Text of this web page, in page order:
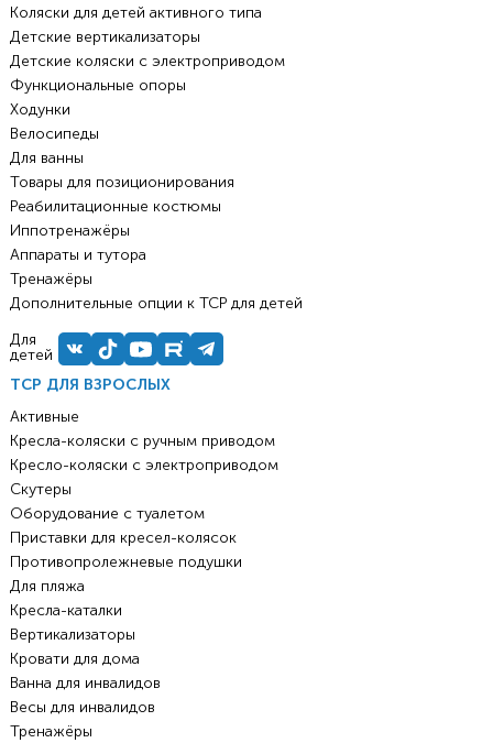
ТСР ДЛЯ ВЗРОСЛЫХ
Активные
Кресла-коляски с ручным приводом
Кресло-коляски с электроприводом
Скутеры
Оборудование с туалетом
Приставки для кресел-колясок
Противопролежневые подушки
Для пляжа
Кресла-каталки
Вертикализаторы
Кровати для дома
Ванна для инвалидов
Весы для инвалидов
Тренажёры
Коляски для детей активного типа
Детские вертикализаторы
Детские коляски с электроприводом
Функциональные опоры
Ходунки
Велосипеды
Для ванны
Товары для позиционирования
Реабилитационные костюмы
Иппотренажёры
Аппараты и тутора
Тренажёры
Дополнительные опции к ТСР для детей
Для
детей